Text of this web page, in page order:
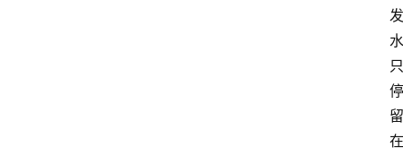
发
水
只
停
留
在